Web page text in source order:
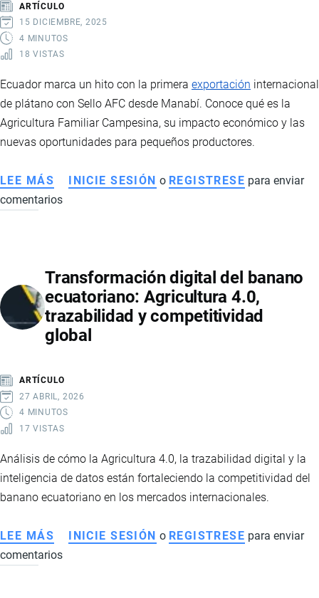
ARTÍCULO
15 DICIEMBRE, 2025
4 MINUTOS
18 VISTAS
Ecuador marca un hito con la primera exportación internacional
de plátano con Sello AFC desde Manabí. Conoce qué es la
Agricultura Familiar Campesina, su impacto económico y las
nuevas oportunidades para pequeños productores.
LEE MÁS SOBRE
ECUADOR
EXPORTACIÓN
DE
PLÁTANO
CON
FORTALECE
A
AGRICULTURA
INICIE SESIÓN o REGISTRESE para enviar
comentarios
Transformación digital del banano
ecuatoriano: Agricultura 4.0,
trazabilidad y competitividad
global
ARTÍCULO
27 ABRIL, 2026
4 MINUTOS
17 VISTAS
Análisis de cómo la Agricultura 4.0, la trazabilidad digital y la
inteligencia de datos están fortaleciendo la competitividad del
banano ecuatoriano en los mercados internacionales.
LEE MÁS SOBRE
TRANSFORMACIÓN
INICIE SESIÓN o REGISTRESE para enviar
comentarios